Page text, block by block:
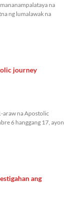
na
ng lumalawak na
journey
araw na Apostolic
6 hanggang 17, ayon
ang